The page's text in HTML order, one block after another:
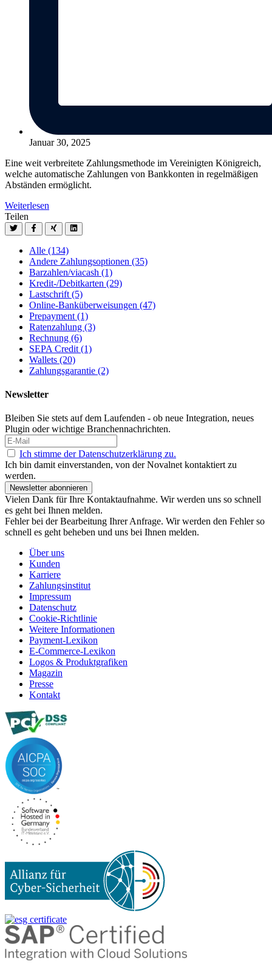
Januar 30, 2025
Eine weit verbreitete Zahlungsmethode im Vereinigten Königreich,
welche automatische Zahlungen von Bankkonten in regelmäßigen
Abständen ermöglicht.
Weiterlesen
Teilen
Alle (134)
Andere Zahlungsoptionen (35)
Barzahlen/viacash (1)
Kredit-/Debitkarten (29)
Lastschrift (5)
Online-Banküberweisungen (47)
Prepayment (1)
Ratenzahlung (3)
Rechnung (6)
SEPA Credit (1)
Wallets (20)
Zahlungsgarantie (2)
Newsletter
Bleiben Sie stets auf dem Laufenden - ob neue Integration, neues
Plugin oder wichtige Branchennachrichten.
Ich stimme der Datenschutzerklärung zu.
Ich bin damit einverstanden, von der Novalnet kontaktiert zu
werden.
Newsletter abonnieren
Vielen Dank für Ihre Kontaktaufnahme. Wir werden uns so schnell
es geht bei Ihnen melden.
Fehler bei der Bearbeitung Ihrer Anfrage. Wir werden den Fehler so
schnell es geht beheben und uns bei Ihnen melden.
Über uns
Kunden
Karriere
Zahlungsinstitut
Impressum
Datenschutz
Cookie-Richtlinie
Weitere Informationen
Payment-Lexikon
E-Commerce-Lexikon
Logos & Produktgrafiken
Magazin
Presse
Kontakt